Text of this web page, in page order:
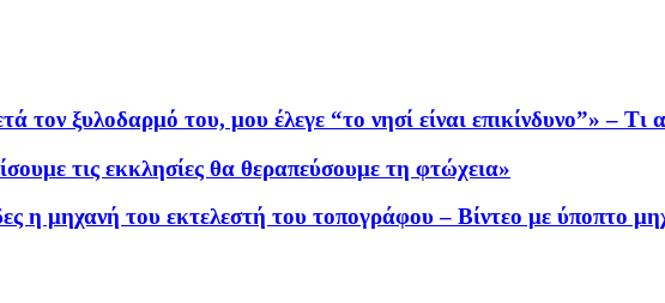
τον ξυλοδαρμό του, μου έλεγε “το νησί είναι επικίνδυνο”» –
τις εκκλησίες θα θεραπεύσουμε τη φτώχεια»
η μηχανή του εκτελεστή του τοπογράφου – Βίντεο με ύποπτο